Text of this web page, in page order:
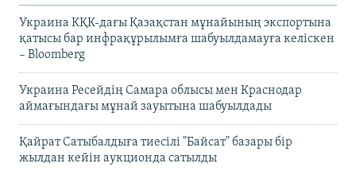
Украина КҚК-дағы Қазақстан мұнайының экспортына
қатысы бар инфрақұрылымға шабуылдамауға келіскен
– Bloomberg
Украина Ресейдің Самара облысы мен Краснодар
аймағындағы мұнай зауытына шабуылдады
Қайрат Сатыбалдыға тиесілі "Байсат" базары бір
жылдан кейін аукционда сатылды